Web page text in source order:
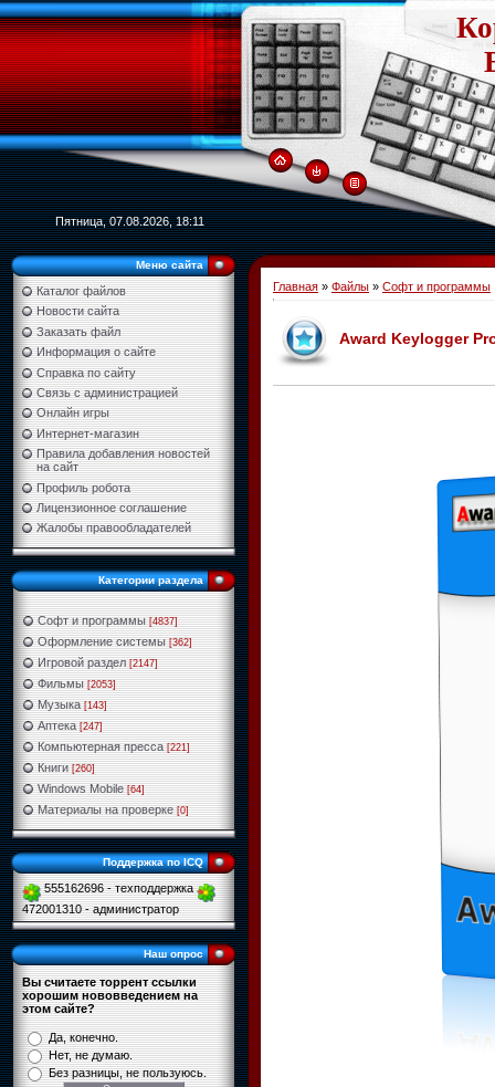
Пятница, 07.08.2026, 18:11
Меню сайта
Каталог файлов
Новости сайта
Заказать файл
Информация о сайте
Справка по сайту
Связь с администрацией
Онлайн игры
Интернет-магазин
Правила добавления новостей
на сайт
Профиль робота
Лицензионное соглашение
Жалобы правообладателей
Категории раздела
Софт и программы [4837]
Оформление системы [362]
Игровой раздел [2147]
Фильмы [2053]
Музыка [143]
Аптека [247]
Компьютерная пресса [221]
Книги [260]
Windows Mobile [64]
Материалы на проверке [0]
Поддержка по ICQ
555162696 - техподдержка
472001310 - администратор
Наш опрос
Вы считаете торрент ссылки
хорошим нововведением на
этом сайте?
Да, конечно.
Нет, не думаю.
Без разницы, не пользуюсь.
Главная » Файлы » Софт и программы
Award Keylogger